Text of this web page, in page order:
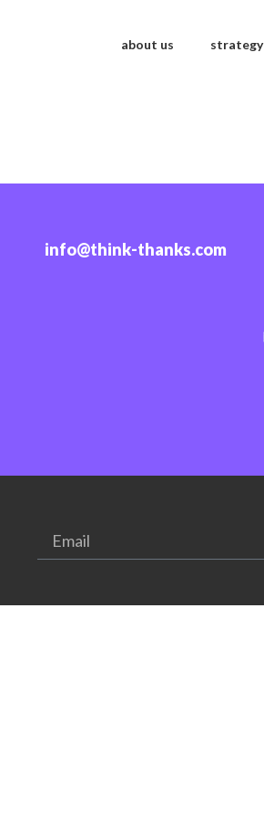
about us strategy
info@think-thanks.com